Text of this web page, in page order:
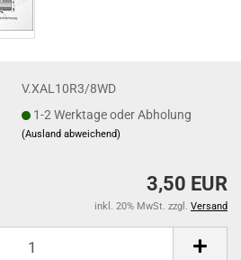
V.XAL10R3/8WD
1-2 Werktage oder Abholung
(Ausland abweichend)
3,50 EUR
inkl. 20% MwSt. zzgl. Versand